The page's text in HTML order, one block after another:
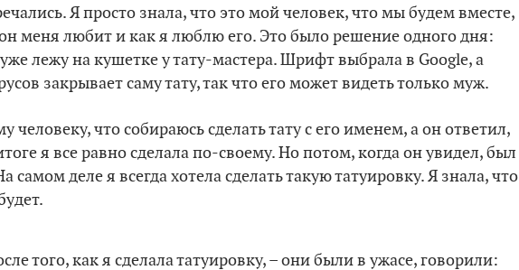
Я просто знала, что это мой человек, что мы будем вместе,
меня любит и как я люблю его. Это было решение одного дня:
лежу на кушетке у тату-мастера. Шрифт выбрала в Google, а
закрывает саму тату, так что его может видеть только муж.
человеку, что собираюсь сделать тату с его именем, а он ответил,
я все равно сделала по-своему. Но потом, когда он увидел, был
самом деле я всегда хотела сделать такую татуировку. Я знала, что
того, как я сделала татуировку, – они были в ужасе, говорили: